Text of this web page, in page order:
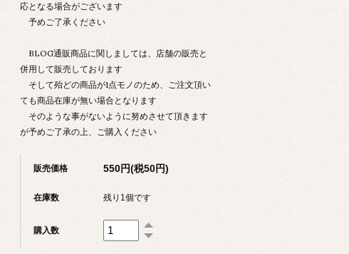
応となる場合がございます
予めご了承ください
BLOG通販商品に関しましては、店舗の販売と
併用して販売しております
そして殆どの商品が1点モノのため、ご注文頂い
ても商品在庫が無い場合となります
そのような事がないように努めさせて頂きます
が予めご了承の上、ご購入ください
販売価格 550円(税50円)
在庫数 残り1個です
購入数